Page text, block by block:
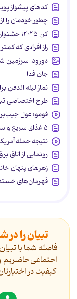
کدهای پیشواز
چطور خودمان را از نظر ذهنی
کن ۲۰۲۵؛ جشنواره‌ای علیه خانواده
راز افرادی که
دورود،
جان فدا
نماز لیله الدفن
طرح اختصاصی
فومو؛ غول
۵ غذای سریع و سالم برای طبیعت‌گردی
نتیجه حمله
رونمایی از اتاق
زهرهای پنهان
قهرمان‌های خسته
تبیان را
فاصله شما با
اجتماعی حاضریم
کیفیت در